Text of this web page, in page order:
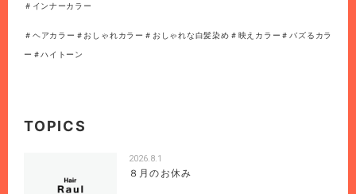
＃インナーカラー
＃ヘアカラー＃おしゃれカラー＃おしゃれな白髪染め＃映えカラー＃バズるカラ
ー＃ハイトーン
TOPICS
2026.8.1
８月のお休み